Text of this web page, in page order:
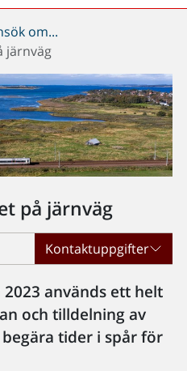
om...
järnväg
på järnväg
Kontaktuppgifter
används ett helt
och tilldelning av
tider i spår för